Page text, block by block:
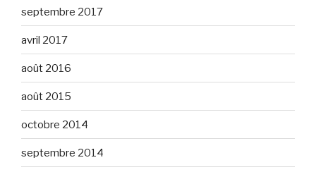
septembre 2017
avril 2017
août 2016
août 2015
octobre 2014
septembre 2014